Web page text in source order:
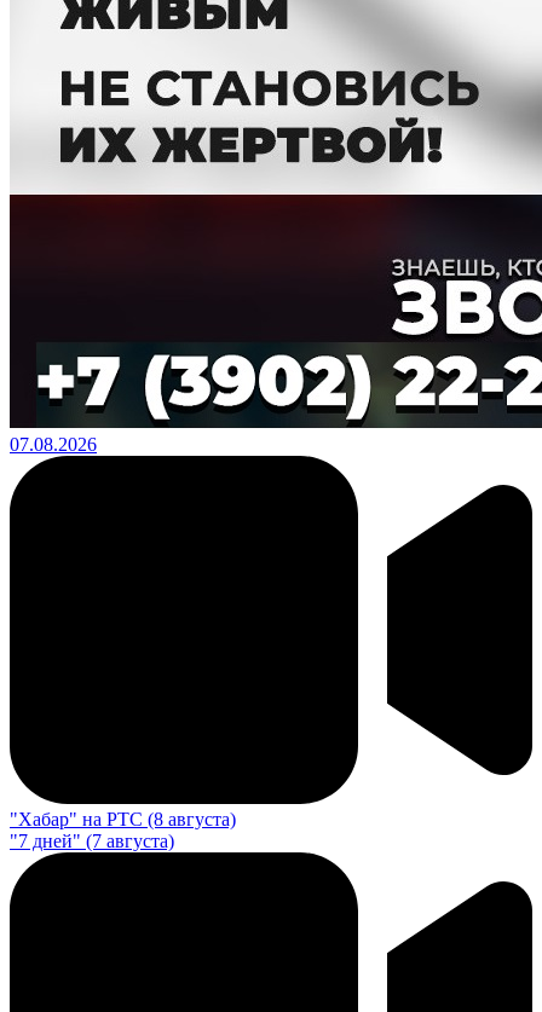
07.08.2026
"Хабар" на РТС (8 августа)
"7 дней" (7 августа)